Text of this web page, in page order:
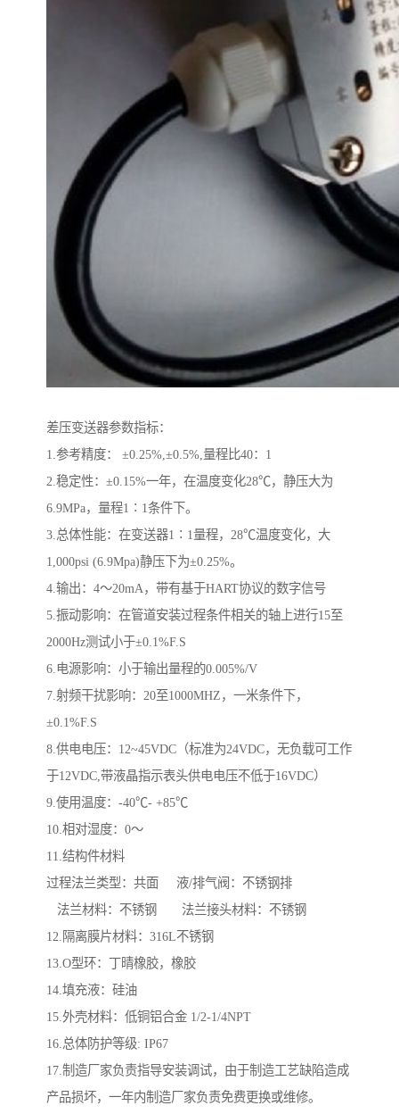
差压变送器参数指标：
1.参考精度： ±0.25%,±0.5%,量程比40：1
2.稳定性：±0.15%一年，在温度变化28℃，静压大为
6.9MPa，量程1∶1条件下。
3.总体性能：在变送器1∶1量程，28℃温度变化，大
1,000psi (6.9Mpa)静压下为±0.25%。
4.输出：4～20mA，带有基于HART协议的数字信号
5.振动影响：在管道安装过程条件相关的轴上进行15至
2000Hz测试小于±0.1%F.S
6.电源影响：小于输出量程的0.005%/V
7.射频干扰影响：20至1000MHZ，一米条件下，
±0.1%F.S
8.供电电压：12~45VDC（标准为24VDC，无负载可工作
于12VDC,带液晶指示表头供电电压不低于16VDC）
9.使用温度：-40℃- +85℃
10.相对湿度：0～
11.结构件材料
过程法兰类型：共面 液/排气阀：不锈钢排
法兰材料：不锈钢 法兰接头材料：不锈钢
12.隔离膜片材料：316L不锈钢
13.O型环：丁晴橡胶，橡胶
14.填充液：硅油
15.外壳材料：低铜铝合金 1/2-1/4NPT
16.总体防护等级: IP67
17.制造厂家负责指导安装调试，由于制造工艺缺陷造成
产品损坏，一年内制造厂家负责免费更换或维修。